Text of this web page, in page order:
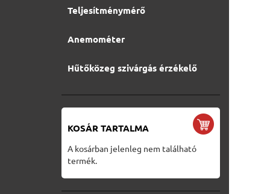
Teljesítménymérő
Anemométer
Hűtőközeg szivárgás érzékelő
KOSÁR TARTALMA
A kosárban jelenleg nem található
termék.